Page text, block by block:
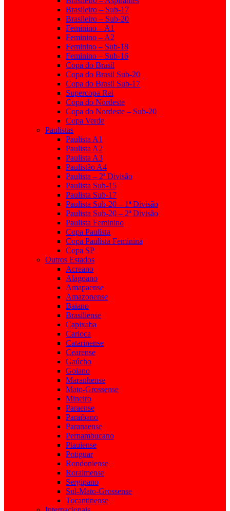
Brasileiro – Sub-17
Brasileiro – Sub-20
Feminino – A1
Feminino – A2
Feminino – Sub-18
Feminino – Sub-16
Copa do Brasil
Copa do Brasil Sub-20
Copa do Brasil Sub-17
Supercopa Rei
Copa do Nordeste
Copa do Nordeste – Sub-20
Copa Verde
Paulistas
Paulista A1
Paulista A2
Paulista A3
Paulistão A4
Paulista – 2ª Divisão
Paulista Sub-15
Paulista Sub-17
Paulista Sub-20 – 1ª Divisão
Paulista Sub-20 – 2ª Divisão
Paulista Feminino
Copa Paulista
Copa Paulista Feminina
Copa SP
Outros Estados
Acreano
Alagoano
Amapaense
Amazonense
Baiano
Brasiliense
Capixaba
Carioca
Catarinense
Cearense
Gaúcho
Goiano
Maranhense
Mato-Grossense
Mineiro
Paraense
Paraibano
Paranaense
Pernambucano
Piauiense
Potiguar
Rondoniense
Roraimense
Sergipano
Sul-Mato-Grossense
Tocantinense